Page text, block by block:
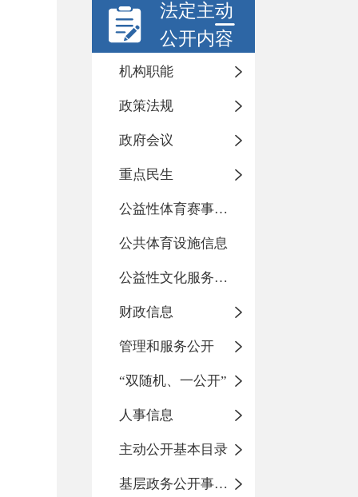
法定主动
公开内容
机构职能
政策法规
政府会议
重点民生
公益性体育赛事活动
公共体育设施信息
公益性文化服务活动
财政信息
管理和服务公开
“双随机、一公开”
人事信息
主动公开基本目录
基层政务公开事项标准目录